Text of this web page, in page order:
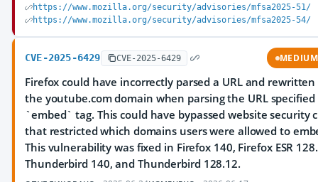
https://www.mozilla.org/security/advisories/mfsa2025-51/
https://www.mozilla.org/security/advisories/mfsa2025-54/
CVE-2025-6429 CVE-2025-6429 MEDIUM
Firefox could have incorrectly parsed a URL and
the youtube.com domain when parsing the URL
`embed` tag. This could have bypassed website security
that restricted which domains users were allowed to
This vulnerability was fixed in Firefox 140, Firefox ESR
Thunderbird 140, and Thunderbird 128.12.